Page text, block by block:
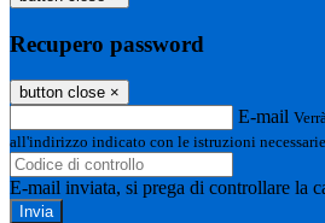
Recupero password
button close ×
E-mail
all'indirizzo indicato con le istruzioni
E-mail inviata, si prega di controllare la